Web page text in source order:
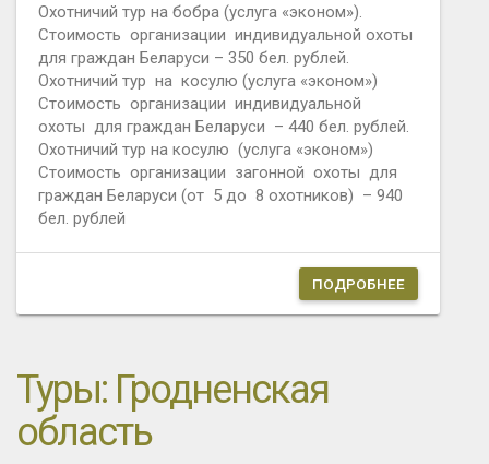
Охотничий тур на бобра (услуга «эконом»).
Стоимость организации индивидуальной охоты
для граждан Беларуси – 350 бел. рублей.
Охотничий тур на косулю (услуга «эконом»)
Стоимость организации индивидуальной
охоты для граждан Беларуси – 440 бел. рублей.
Охотничий тур на косулю (услуга «эконом»)
Стоимость организации загонной охоты для
граждан Беларуси (от 5 до 8 охотников) – 940
бел. рублей
ПОДРОБНЕЕ
Туры: Гродненская
область